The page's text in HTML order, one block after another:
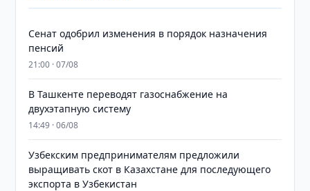
Сенат одобрил изменения в порядок назначения
пенсий
21:00 · 07/08
В Ташкенте переводят газоснабжение на
двухэтапную систему
14:49 · 06/08
Узбекским предпринимателям предложили
выращивать скот в Казахстане для последующего
экспорта в Узбекистан